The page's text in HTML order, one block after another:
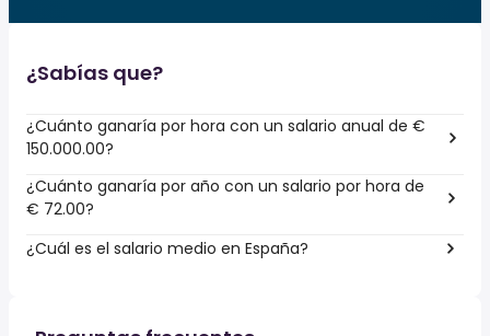
¿Sabías que?
¿Cuánto ganaría por hora con un salario anual de €
150.000.00?
¿Cuánto ganaría por año con un salario por hora de
€ 72.00?
¿Cuál es el salario medio en España?